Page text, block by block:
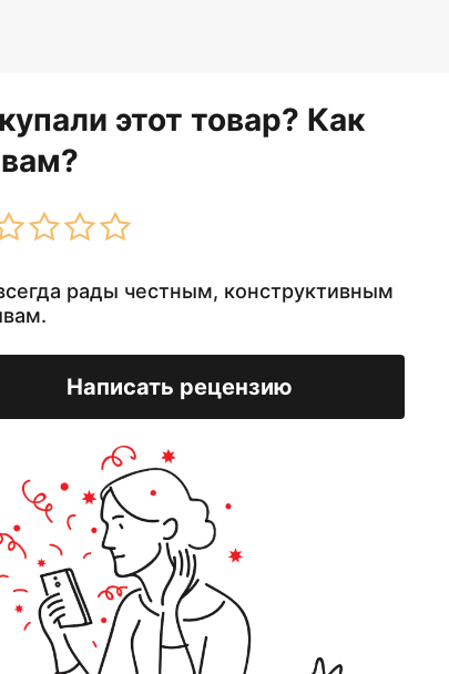
этот товар? Как
рады честным, конструктивным
Написать рецензию